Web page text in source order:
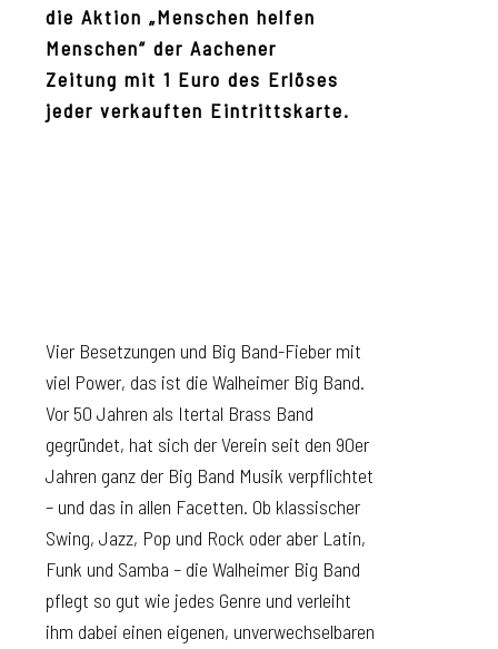
die Aktion „Menschen helfen
Menschen“ der Aachener
Zeitung mit 1 Euro des Erlöses
jeder verkauften Eintrittskarte.
Vier Besetzungen und Big Band-Fieber mit
viel Power, das ist die Walheimer Big Band.
Vor 50 Jahren als Itertal Brass Band
gegründet, hat sich der Verein seit den 90er
Jahren ganz der Big Band Musik verpflichtet
– und das in allen Facetten. Ob klassischer
Swing, Jazz, Pop und Rock oder aber Latin,
Funk und Samba – die Walheimer Big Band
pflegt so gut wie jedes Genre und verleiht
ihm dabei einen eigenen, unverwechselbaren